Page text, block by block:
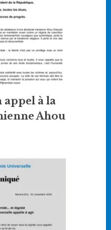
appel à la
Ahou